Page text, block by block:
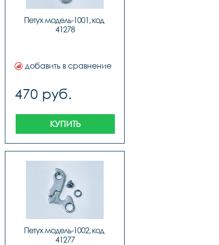
Петух модель-1001, код
41278
добавить в сравнение
470 руб.
КУПИТЬ
Петух модель-1002, код
41277